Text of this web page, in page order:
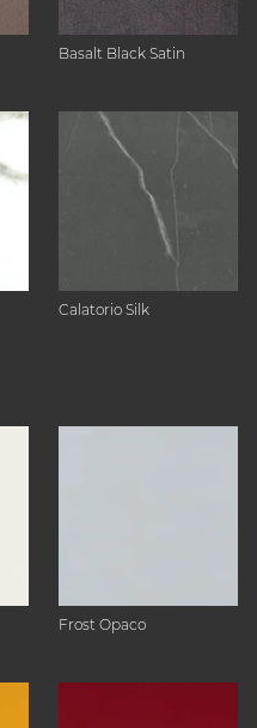
Basalt Black Satin
Calatorio Silk
Frost Opaco